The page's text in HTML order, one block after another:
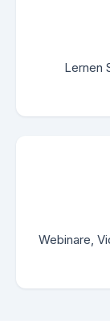
Lernen
Webinare,